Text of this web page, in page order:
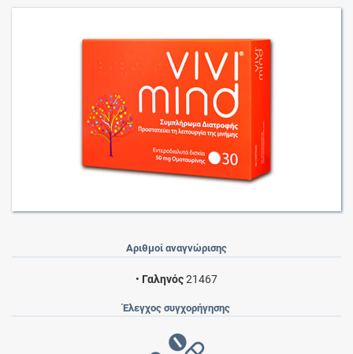
Αριθμοί αναγνώρισης
• Γαληνός21467
Έλεγχος συγχορήγησης